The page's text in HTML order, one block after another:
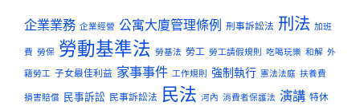
企業業務 企業經營 公寓大廈管理條例 刑事訴訟法 刑法 加班
費 勞保 勞動基準法 勞基法 勞工 勞工請假規則 吃喝玩樂 和解 外
籍勞工 子女最佳利益 家事事件 工作規則 強制執行 憲法法庭 扶養費
損害賠償 民事訴訟 民事訴訟法 民法 河內 消費者保護法 演講 特休